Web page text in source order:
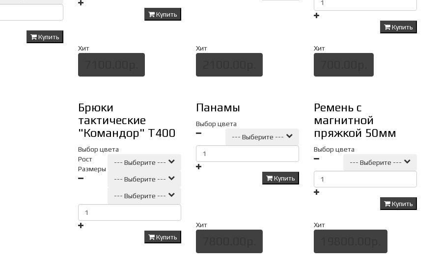
Купить
Купить
Купить
Хит
Брюки
тактические
"Командор" Т400
Выбор цвета
--- Выберите ---
Рост
--- Выберите ---
Размеры
--- Выберите ---
Купить
Хит
Панамы
Выбор цвета
--- Выберите ---
Купить
Хит
Ремень с
магнитной
пряжкой 50мм
Выбор цвета
--- Выберите ---
Купить
Хит Хит